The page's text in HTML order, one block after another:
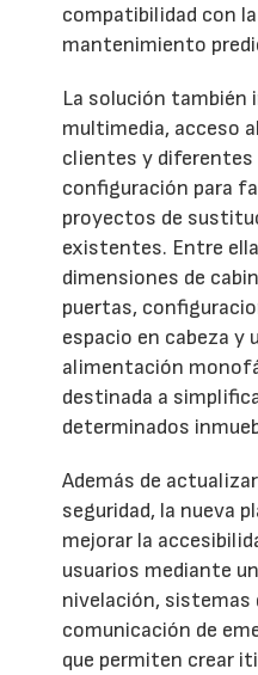
compatibilidad con
mantenimiento
La solución también
multimedia, acceso
clientes y diferentes
configuración para
proyectos de
existentes. Entre
dimensiones de
puertas,
espacio en cabeza y
alimentación
destinada a
determinados
Además de
seguridad, la nueva
mejorar la
usuarios mediante
nivelación, sistemas
comunicación de
que permiten crear